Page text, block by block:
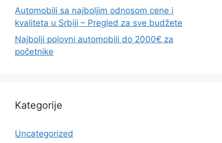
Automobili sa najboljim odnosom cene i
kvaliteta u Srbiji – Pregled za sve budžete
Najbolji polovni automobili do 2000€ za
početnike
Kategorije
Uncategorized